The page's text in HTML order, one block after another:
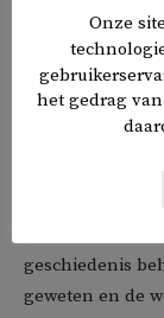
In
tegenover een
Jong-Turkse
Arameeërs en
geschiedenis
geweten en de
Onze
het gedrag